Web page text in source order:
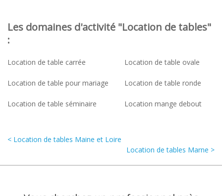
Les domaines d'activité "Location de tables"
:
Location de table carrée Location de table ovale
Location de table pour mariage Location de table ronde
Location de table séminaire Location mange debout
< Location de tables Maine et Loire
Location de tables Marne >